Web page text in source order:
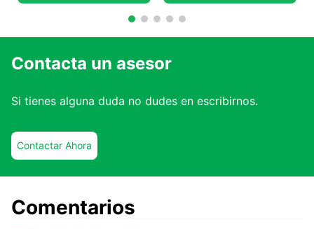
Contacta un asesor
Si tienes alguna duda no dudes en escribirnos.
Contactar Ahora
Comentarios